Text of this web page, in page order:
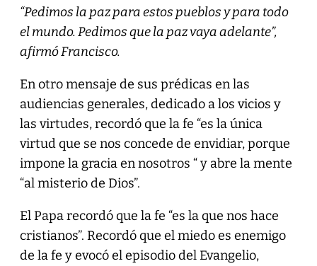
“Pedimos la paz para estos pueblos y para todo
el mundo. Pedimos que la paz vaya adelante”,
afirmó Francisco.
En otro mensaje de sus prédicas en las
audiencias generales, dedicado a los vicios y
las virtudes, recordó que la fe “es la única
virtud que se nos concede de envidiar, porque
impone la gracia en nosotros “ y abre la mente
“al misterio de Dios”.
El Papa recordó que la fe “es la que nos hace
cristianos”. Recordó que el miedo es enemigo
de la fe y evocó el episodio del Evangelio,